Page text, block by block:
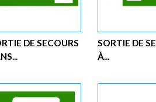
DE SECOURS
SORTIE DE
À...